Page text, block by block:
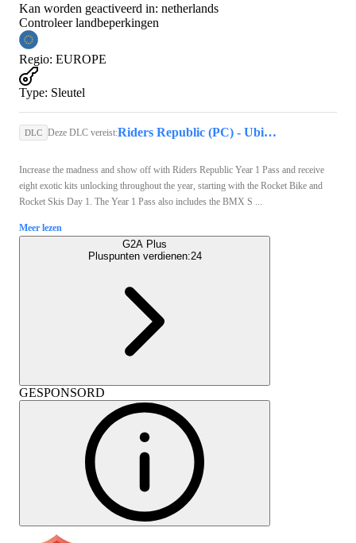
Kan worden geactiveerd in: netherlands
Controleer landbeperkingen
Regio: EUROPE
Type: Sleutel
DLC Deze DLC vereist: Riders Republic (PC) - Ubisoft Connect Key - EUROPE
Increase the madness and show off with Riders Republic Year 1 Pass and receive
eight exotic kits unlocking throughout the year, starting with the Rocket Bike and
Rocket Skis Day 1. The Year 1 Pass also includes the BMX S ...
Meer lezen
G2A Plus
Pluspunten verdienen:24
GESPONSORD